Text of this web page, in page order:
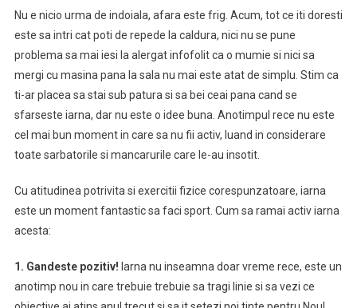
Este
Frig!
Exercitii
Fizice
Pentru
Sezonul
Rece
Nu e nicio urma de indoiala, afara este frig. Acum, tot ce iti doresti
este sa intri cat poti de repede la caldura, nici nu se pune
problema sa mai iesi la alergat infofolit ca o mumie si nici sa
mergi cu masina pana la sala nu mai este atat de simplu. Stim ca
ti-ar placea sa stai sub patura si sa bei ceai pana cand se
sfarseste iarna, dar nu este o idee buna. Anotimpul rece nu este
cel mai bun moment in care sa nu fii activ, luand in considerare
toate sarbatorile si mancarurile care le-au insotit.
Cu atitudinea potrivita si exercitii fizice corespunzatoare, iarna
este un moment fantastic sa faci sport. Cum sa ramai activ iarna
acesta:
1. Gandeste pozitiv! Iarna nu inseamna doar vreme rece, este un
anotimp nou in care trebuie trebuie sa tragi linie si sa vezi ce